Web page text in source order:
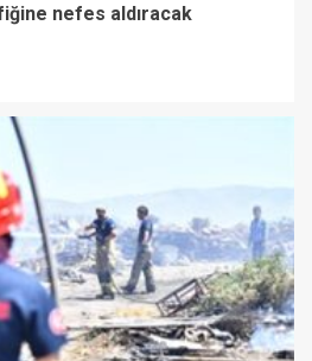
nefes aldıracak